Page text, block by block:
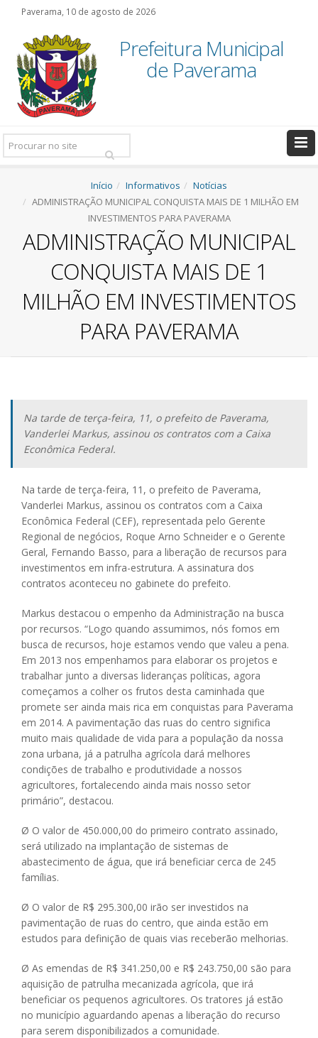
Paverama, 10 de agosto de 2026
Prefeitura Municipal
de Paverama
Pesquisar:
Início Informativos
Notícias
ADMINISTRAÇÃO MUNICIPAL CONQUISTA MAIS DE 1 MILHÃO EM
INVESTIMENTOS PARA PAVERAMA
ADMINISTRAÇÃO MUNICIPAL
CONQUISTA MAIS DE 1
MILHÃO EM INVESTIMENTOS
PARA PAVERAMA
Na tarde de terça-feira, 11, o prefeito de Paverama,
Vanderlei Markus, assinou os contratos com a Caixa
Econômica Federal.
Na tarde de terça-feira, 11, o prefeito de Paverama,
Vanderlei Markus, assinou os contratos com a Caixa
Econômica Federal (CEF), representada pelo Gerente
Regional de negócios, Roque Arno Schneider e o Gerente
Geral, Fernando Basso, para a liberação de recursos para
investimentos em infra-estrutura. A assinatura dos
contratos aconteceu no gabinete do prefeito.
Markus destacou o empenho da Administração na busca
por recursos. “Logo quando assumimos, nós fomos em
busca de recursos, hoje estamos vendo que valeu a pena.
Em 2013 nos empenhamos para elaborar os projetos e
trabalhar junto a diversas lideranças políticas, agora
começamos a colher os frutos desta caminhada que
promete ser ainda mais rica em conquistas para Paverama
em 2014. A pavimentação das ruas do centro significa
muito mais qualidade de vida para a população da nossa
zona urbana, já a patrulha agrícola dará melhores
condições de trabalho e produtividade a nossos
agricultores, fortalecendo ainda mais nosso setor
primário”, destacou.
Ø O valor de 450.000,00 do primeiro contrato assinado,
será utilizado na implantação de sistemas de
abastecimento de água, que irá beneficiar cerca de 245
famílias.
Ø O valor de R$ 295.300,00 irão ser investidos na
pavimentação de ruas do centro, que ainda estão em
estudos para definição de quais vias receberão melhorias.
Ø As emendas de R$ 341.250,00 e R$ 243.750,00 são para
aquisição de patrulha mecanizada agrícola, que irá
beneficiar os pequenos agricultores. Os tratores já estão
no município aguardando apenas a liberação do recurso
para serem disponibilizados a comunidade.